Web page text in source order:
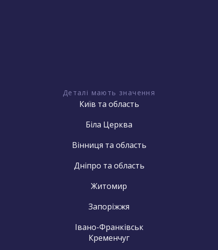
Деталі мають значення
Київ та область
Біла Церква
Вінниця та область
Дніпро та область
Житомир
Запоріжжя
Івано-Франківськ
Кременчуг